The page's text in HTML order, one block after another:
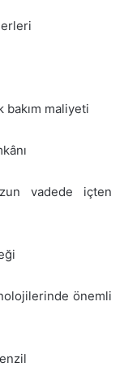
bakım maliyeti
vadede içten
önemli